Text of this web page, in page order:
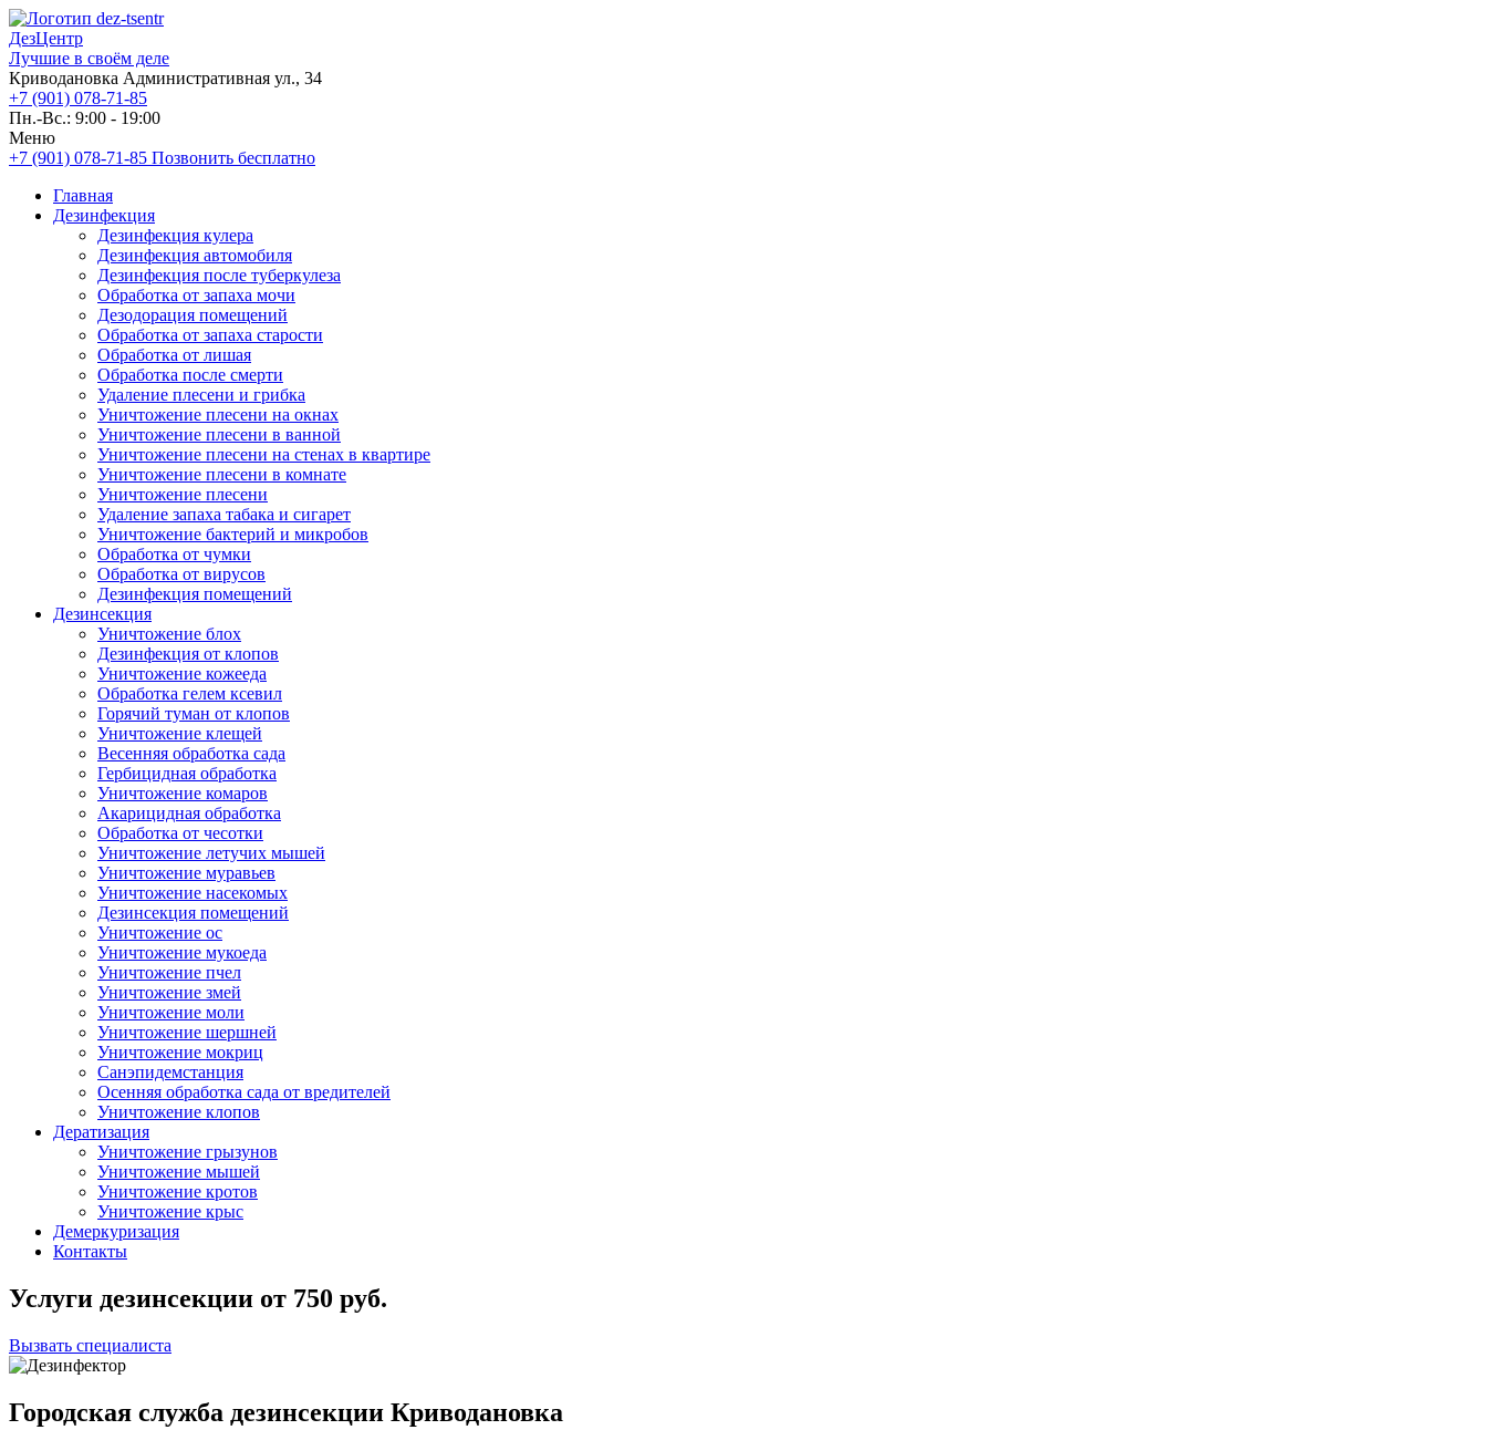
ДезЦентр
Лучшие в своём деле
Криводановка Административная ул., 34
+7 (901) 078-71-85
Пн.-Вс.: 9:00 - 19:00
Меню
+7 (901) 078-71-85 Позвонить бесплатно
Главная
Дезинфекция
Дезинфекция кулера
Дезинфекция автомобиля
Дезинфекция после туберкулеза
Обработка от запаха мочи
Дезодорация помещений
Обработка от запаха старости
Обработка от лишая
Обработка после смерти
Удаление плесени и грибка
Уничтожение плесени на окнах
Уничтожение плесени в ванной
Уничтожение плесени на стенах в квартире
Уничтожение плесени в комнате
Уничтожение плесени
Удаление запаха табака и сигарет
Уничтожение бактерий и микробов
Обработка от чумки
Обработка от вирусов
Дезинфекция помещений
Дезинсекция
Уничтожение блох
Дезинфекция от клопов
Уничтожение кожееда
Обработка гелем ксевил
Горячий туман от клопов
Уничтожение клещей
Весенняя обработка сада
Гербицидная обработка
Уничтожение комаров
Акарицидная обработка
Обработка от чесотки
Уничтожение летучих мышей
Уничтожение муравьев
Уничтожение насекомых
Дезинсекция помещений
Уничтожение ос
Уничтожение мукоеда
Уничтожение пчел
Уничтожение змей
Уничтожение моли
Уничтожение шершней
Уничтожение мокриц
Санэпидемстанция
Осенняя обработка сада от вредителей
Уничтожение клопов
Дератизация
Уничтожение грызунов
Уничтожение мышей
Уничтожение кротов
Уничтожение крыс
Демеркуризация
Контакты
Услуги дезинсекции от 750 руб.
Вызвать специалиста
Городская служба дезинсекции Криводановка